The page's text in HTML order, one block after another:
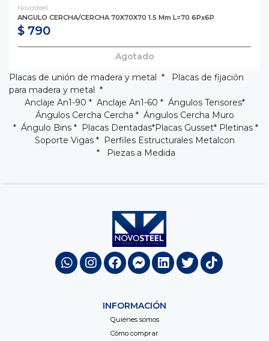
Novosteel
ANGULO CERCHA/CERCHA 70X70X70 1.5 Mm L=70 6Px6P
$ 790
Agotado
Placas de unión de madera y metal * Placas de fijación
para madera y metal *
Anclaje An1-90 * Anclaje An1-60 * Ángulos Tensores*
Ángulos Cercha Cercha * Ángulos Cercha Muro
* Ángulo Bins * Placas Dentadas*Placas Gusset* Pletinas *
Soporte Vigas* Perfiles Estructurales Metalcon
* Piezas a Medida
INFORMACIÓN
Quiénes somos
Cómo comprar